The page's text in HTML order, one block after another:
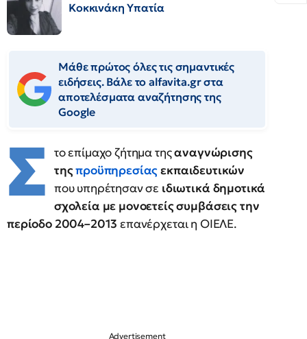
Κοκκινάκη Υπατία
Μάθε πρώτος όλες τις σημαντικές
ειδήσεις. Βάλε το alfavita.gr στα
αποτελέσματα αναζήτησης της
Google
Σ το επίμαχο ζήτημα τηςαναγνώρισης
τηςπροϋπηρεσίαςεκπαιδευτικών
που υπηρέτησαν σε ιδιωτικά δημοτικά
σχολεία με μονοετείς συμβάσεις την
περίοδο 2004–2013 επανέρχεται η ΟΙΕΛΕ.